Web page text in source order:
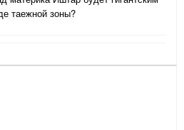
таежной зоны?